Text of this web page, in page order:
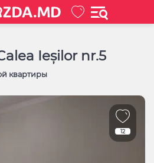
Ieșilor nr.5
квартиры
12